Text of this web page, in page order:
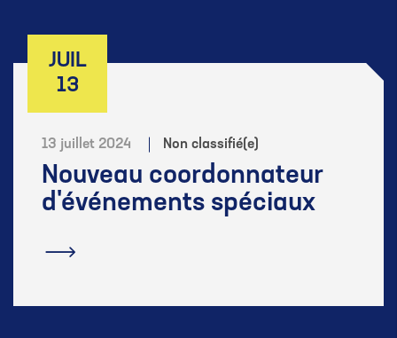
JUIL
13
13 juillet 2024 Non classifié(e)
Nouveau coordonnateur
d'événements spéciaux